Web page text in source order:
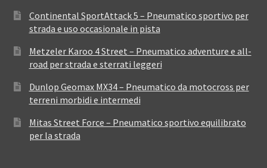
Continental SportAttack 5 – Pneumatico sportivo per
strada e uso occasionale in pista
Metzeler Karoo 4 Street – Pneumatico adventure e all-
road per strada e sterrati leggeri
Dunlop Geomax MX34 – Pneumatico da motocross per
terreni morbidi e intermedi
Mitas Street Force – Pneumatico sportivo equilibrato
per la strada